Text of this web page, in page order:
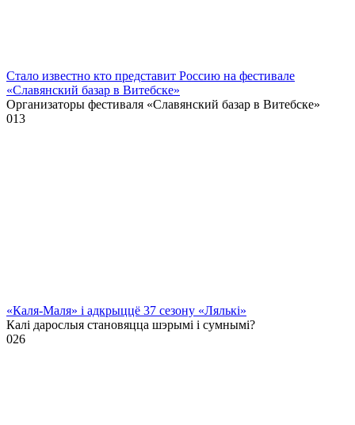
Стало известно кто представит Россию на фестивале
«Славянский базар в Витебске»
Организаторы фестиваля «Славянский базар в Витебске»
013
«Каля-Маля» і адкрыццё 37 сезону «Лялькі»
Калі дарослыя становяцца шэрымі і сумнымі?
026